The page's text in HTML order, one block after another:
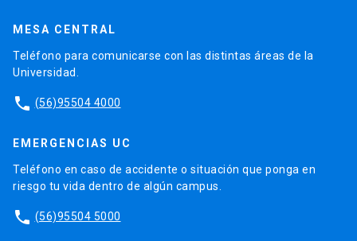
MESA CENTRAL
Teléfono para comunicarse con las distintas áreas de la
Universidad.
phone (56)95504 4000
EMERGENCIAS UC
Teléfono en caso de accidente o situación que ponga en
riesgo tu vida dentro de algún campus.
phone (56)95504 5000